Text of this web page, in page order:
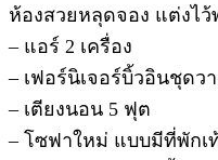
ห้องสวยหลุดจอง แต่งไว้
– แอร์ 2 เครื่อง
– เฟอร์นิเจอร์บิ้วอินชุดว
– เตียงนอน 5 ฟุต
– โซฟาใหม่ แบบมีที่พักเ